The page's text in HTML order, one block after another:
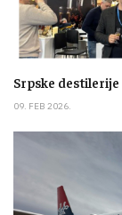
Srpske destilerije
09. FEB 2026.